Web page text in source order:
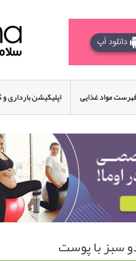
مواد غذایی اپلیکیشن بارداری
سبز با پوست